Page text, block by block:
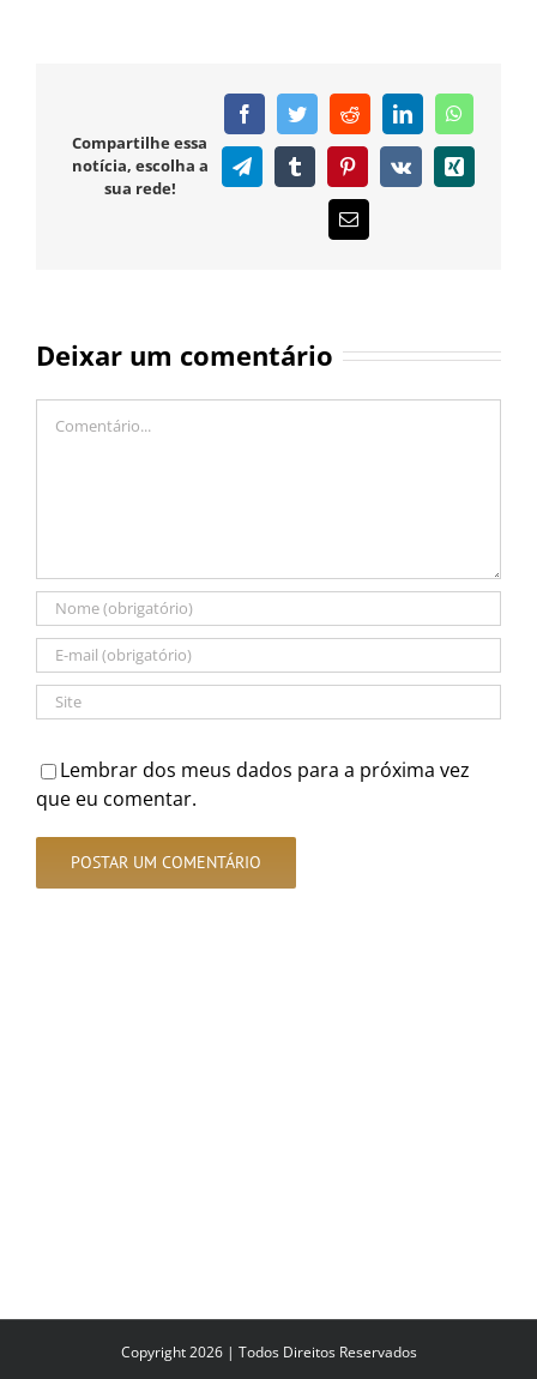
Compartilhe essa
notícia, escolha a
sua rede!
FacebookTwitterRedditLinkedIn
TelegramTumblr PinterestVk Xing
E-
mail
Deixar um comentário
Lembrar dos meus dados para a próxima vez
que eu comentar.
Copyright 2026 | Todos Direitos Reservados